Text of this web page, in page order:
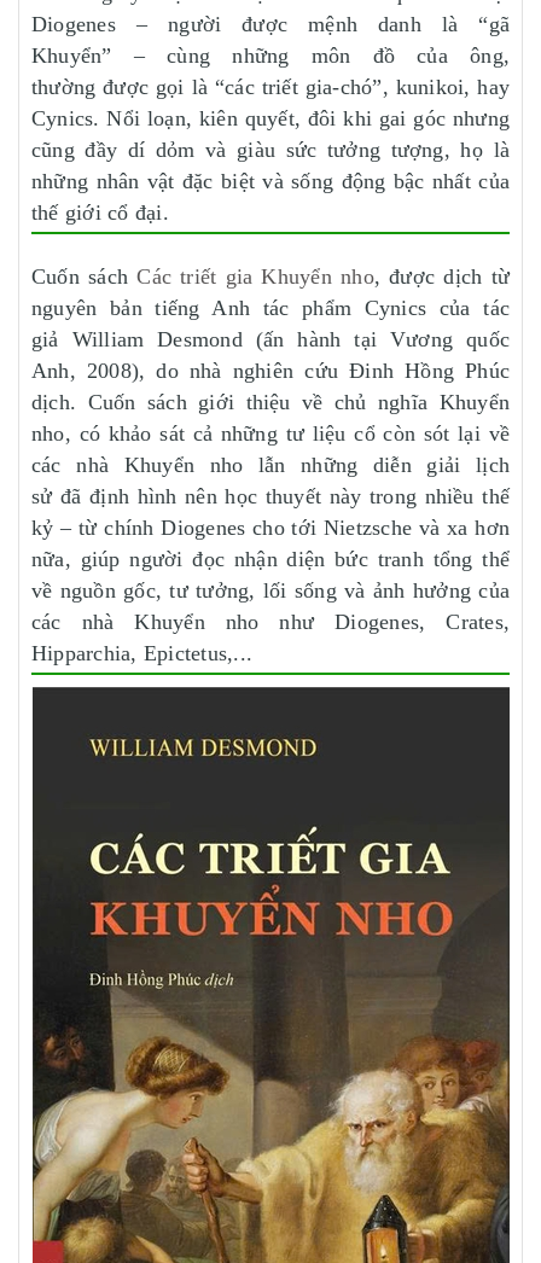
Diogenes – người được mệnh danh là “gã
Khuyển” – cùng những môn đồ của ông,
thường được gọi là “các triết gia-chó”, kunikoi, hay
Cynics. Nổi loạn, kiên quyết, đôi khi gai góc nhưng
cũng đầy dí dỏm và giàu sức tưởng tượng, họ là
những nhân vật đặc biệt và sống động bậc nhất của
thế giới cổ đại.
Cuốn sáchCác triết gia Khuyển nho, được dịch từ
nguyên bản tiếng Anh tác phẩm Cynics của tác
giả William Desmond (ấn hành tại Vương quốc
Anh, 2008), do nhà nghiên cứu Đinh Hồng Phúc
dịch. Cuốn sách giới thiệu về chủ nghĩa Khuyển
nho, có khảo sát cả những tư liệu cổ còn sót lại về
các nhà Khuyển nho lẫn những diễn giải lịch
sử đã định hình nên học thuyết này trong nhiều thế
kỷ – từ chính Diogenes cho tới Nietzsche và xa hơn
nữa, giúp người đọc nhận diện bức tranh tổng thể
về nguồn gốc, tư tưởng, lối sống và ảnh hưởng của
các nhà Khuyển nho như Diogenes, Crates,
Hipparchia, Epictetus,...